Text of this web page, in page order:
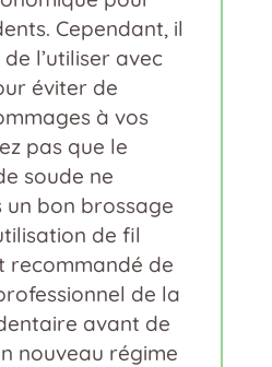
Cependant, il
l’utiliser avec
éviter de
à vos
pas que le
soude ne
bon brossage
de fil
recommandé de
de la
avant de
nouveau régime